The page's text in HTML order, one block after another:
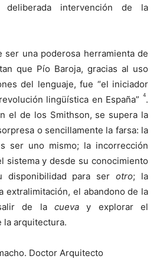
intervención de la
ser una poderosa herramienta de
que Pío Baroja, gracias al uso
del lenguaje, fue “el iniciador
lingüística en España”
4.
el de los Smithson, se supera la
o sencillamente la farsa: la
ser uno mismo; la incorrección
sistema y desde su conocimiento
disponibilidad para serotro; la
extralimitación, el abandono de la
de la cuevay explorar el
la arquitectura.
Doctor Arquitecto